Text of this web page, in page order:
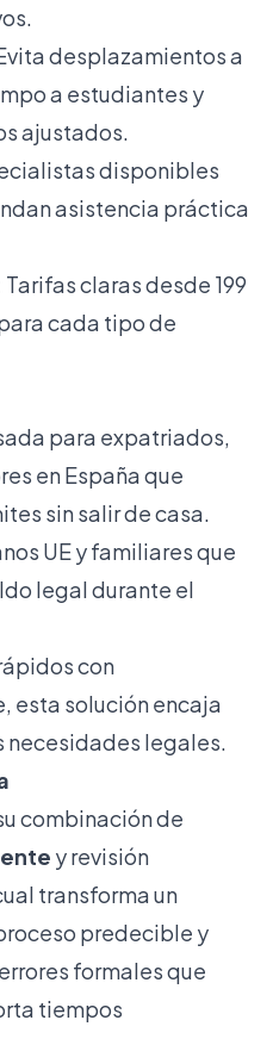
desplazamientos a
a estudiantes y
ajustados.
disponibles
asistencia práctica
Tarifas claras desde 199
cada tipo de
para expatriados,
en España que
sin salir de casa.
UE y familiares que
legal durante el
con
esta solución encaja
necesidades legales.
combinación de
y revisión
transforma un
predecible y
formales que
tiempos